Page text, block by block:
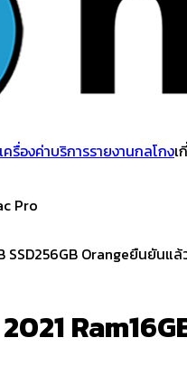
ครื่องค่าบริการรายงานกลโกงเ
Pro
ยืนยันแล้